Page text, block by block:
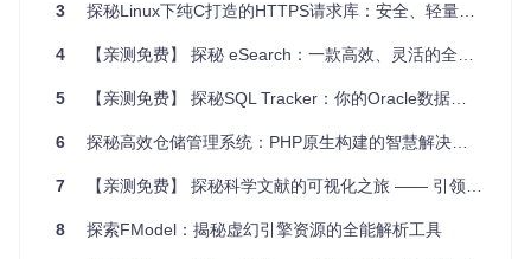
项目特点
兼容性强：支持SQL-92标准，提供JDBC接口，易于集成
其他应用程序。
易用性高：内置SQL解释器，无需额外客户端即可直接通
过命令行操作数据库。
系统参数，满足不同环境需求。
入理解数据库内核。
3 探秘Linux下纯C打造的HTTPS请求库：安全、轻量、高效
4 【亲测免费】 探秘 eSearch：一款高效、灵活的全文搜索引擎
5 【亲测免费】 探秘SQL Tracker：你的Oracle数据库优化神器
6 探秘高效仓储管理系统：PHP原生构建的智慧解决方案
7 【亲测免费】 探秘科学文献的可视化之旅 —— 引领您步入Citespace 5.7.R1的世界
8 探索FModel：揭秘虚幻引擎资源的全能解析工具